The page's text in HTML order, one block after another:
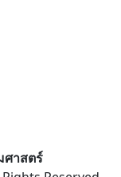
าสตร์